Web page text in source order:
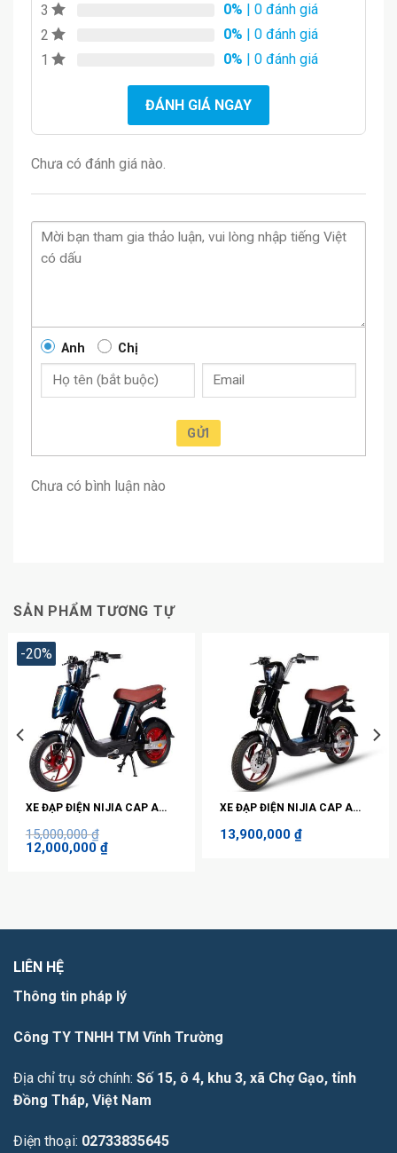
3
0% | 0 đánh giá
2
0% | 0 đánh giá
1
0% | 0 đánh giá
ĐÁNH GIÁ NGAY
Chưa có đánh giá nào.
Anh Chị
GỬI
Chưa có bình luận nào
SẢN PHẨM TƯƠNG TỰ
-20%
XE ĐẠP ĐIỆN NIJIA CAP A
15,000,000₫
Giá
gốc
12,000,000 ₫Giá
hiện
XE ĐẠP ĐIỆN NIJIA CAP A
13,900,000 ₫
LIÊN HỆ
Thông tin pháp lý
Công TY TNHH TM Vĩnh Trường
Địa chỉ trụ sở chính: Số 15, ô 4, khu 3, xã Chợ Gạo, tỉnh
Đồng Tháp, Việt Nam
Điện thoại: 02733835645